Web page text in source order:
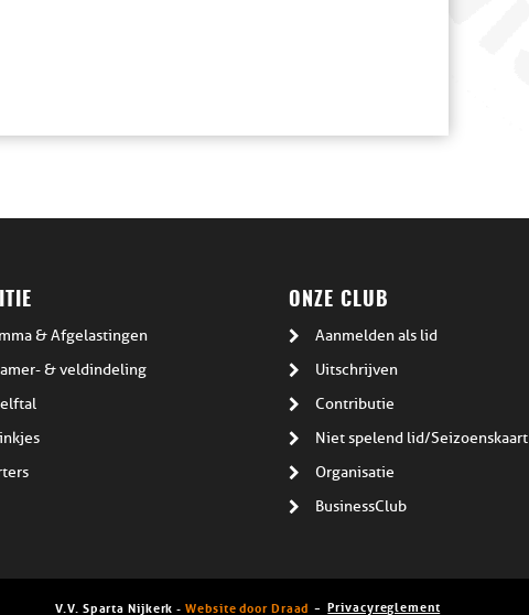
& Afgelastingen
& veldindeling
ONZE CLUB
Aanmelden als lid
Uitschrijven
Contributie
Niet spelend lid/Seizoenskaart
Organisatie
BusinessClub
V.V. Sparta Nijkerk -Website door Draad Privacyreglement